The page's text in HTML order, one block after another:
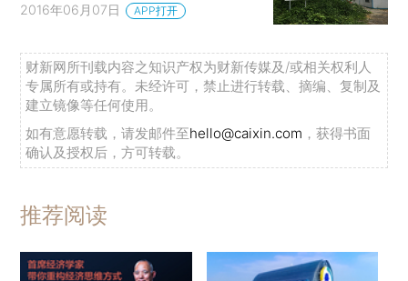
2016年06月07日 APP打开
财新网所刊载内容之知识产权为财新传媒及/或相关权利人
专属所有或持有。未经许可，禁止进行转载、摘编、复制及
建立镜像等任何使用。
如有意愿转载，请发邮件至hello@caixin.com ，获得书面
确认及授权后，方可转载。
推荐阅读